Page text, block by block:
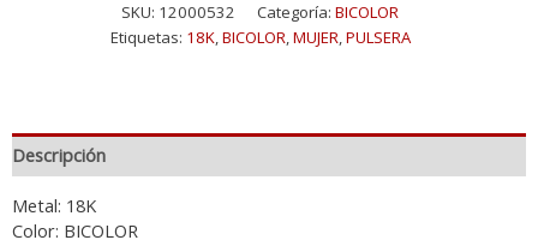
SKU: 12000532 Categoría: BICOLOR
Etiquetas: 18K,BICOLOR,MUJER,PULSERA
Descripción
Metal: 18K
Color: BICOLOR